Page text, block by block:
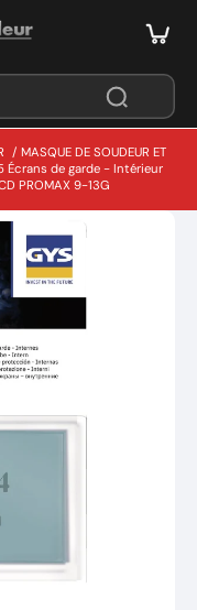
/ MASQUE DE SOUDEUR ET
Écrans de garde - Intérieur
PROMAX 9-13G